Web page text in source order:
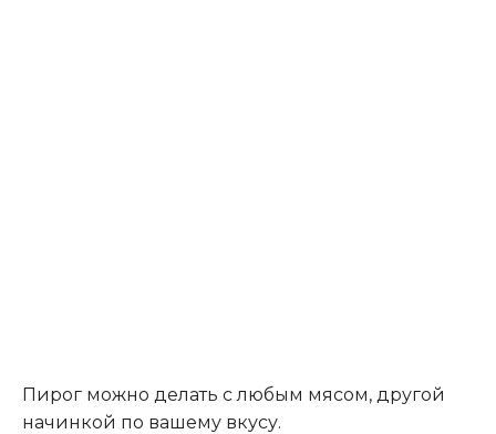
Пирог можно делать с любым мясом, другой
начинкой по вашему вкусу.